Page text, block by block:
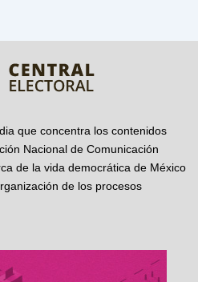
que concentra los contenidos
Nacional de Comunicación
de la vida democrática de México
de los procesos